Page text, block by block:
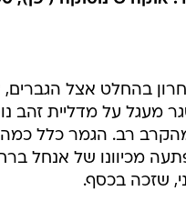
בהחלט אצל הגברים,
מעגל על מדליית זהב
רב. הגמר כלל כמה
מכיוונו של אנחל
שזכה בכסף.